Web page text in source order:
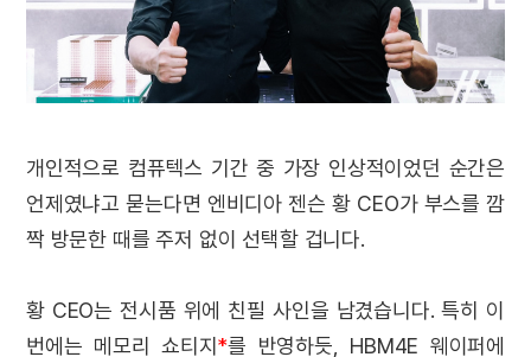
개인적으로 컴퓨텍스 기간 중 가장 인상적이었던 순간은
언제였냐고 묻는다면 엔비디아 젠슨 황 CEO가 부스를 깜
짝 방문한 때를 주저 없이 선택할 겁니다.
황 CEO는 전시품 위에 친필 사인을 남겼습니다. 특히 이
번에는 메모리 쇼티지 *를 반영하듯, HBM4E 웨이퍼에